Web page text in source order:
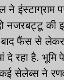
इंस्टाग्राम
नजरबट्टू की
फैंस से लेकर
दे रहा है. भूमि
सेलेब्स ने